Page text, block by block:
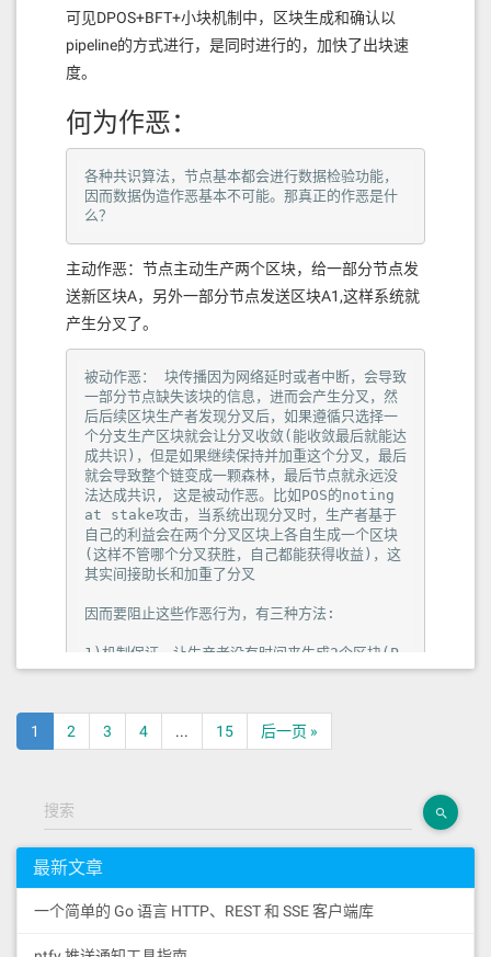
关于EOS网络基金会
EOS网络基金会是一个非营利性的组织，旨在倾听社
区声音、传达社区意愿并扶持社区优质项目发展，成
金、技术、运营、未来规划、生态构建等关键基础设
施支持，进一步发挥EOS作为世界上速度最快的治理
型区块链的全部潜力。
EOS网络基金会Discord
EOS网络基金会中文Twitter
EOS网络基金会中文Medium
EOS网络基金会中文电报订阅号
EOS网络基金会中文电报群
bringing-the-ethereum-virtual-machine-to-eos-
f26b88466d99
可见DPOS+BFT+小块机制中，区块生成和确认以
pipeline的方式进行，是同时进行的，加快了出块速
度。
何为作恶：
各种共识算法，节点基本都会进行数据检验功能，
因而数据伪造作恶基本不可能。那真正的作恶是什
么？
主动作恶：节点主动生产两个区块，给一部分节点发
送新区块A，另外一部分节点发送区块A1,这样系统就
产生分叉了。
被动作恶： 块传播因为网络延时或者中断，会导致
一部分节点缺失该块的信息，进而会产生分叉，然
后后续区块生产者发现分叉后，如果遵循只选择一
个分支生产区块就会让分叉收敛(能收敛最后就能达
成共识)，但是如果继续保持并加重这个分叉，最后
就会导致整个链变成一颗森林，最后节点就永远没
法达成共识, 这是被动作恶。比如POS的noting
at stake攻击，当系统出现分叉时，生产者基于
自己的利益会在两个分叉区块上各自生成一个区块
(这样不管哪个分叉获胜，自己都能获得收益)，这
其实间接助长和加重了分叉
因而要阻止这些作恶行为，有三种方法:
1)机制保证，让生产者没有时间来生成2个区块(P
OW)
2)利益保证，生成两个区块最后肯定没用(BFT算
法, 大家最后只会认可一个快)，生产者获取不了
什么好处，自然没必要生产两个区块
能惩罚作恶节点，但是这个作恶损失是不确定的(前
面提到过)，起不到惩罚作用，且抵押物模式是一种
限制，不利于生态发展
1 2 3 4 ... 15 后一页 »
搜索
最新文章
一个简单的 Go 语言 HTTP、REST 和 SSE 客户端库